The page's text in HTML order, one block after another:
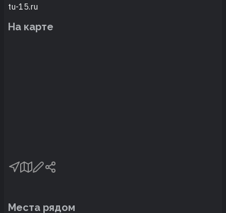
tu-15.ru
На карте
Места рядом